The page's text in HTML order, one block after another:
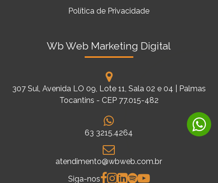
Política de Privacidade
Wb Web Marketing Digital
307 Sul, Avenida LO 09, Lote 11, Sala 02 e 04 | Palmas
Tocantins - CEP 77.015-482
63 3215.4264
atendimento@wbweb.com.br
Siga-nos